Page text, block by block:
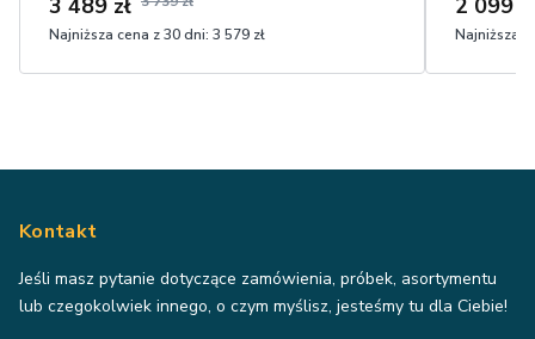
3 489 zł
Najniższa cena z 30 dni: 3 579 zł
2 099
Najniższa
Kontakt
Jeśli masz pytanie dotyczące zamówienia, próbek, asortymentu
lub czegokolwiek innego, o czym myślisz, jesteśmy tu dla Ciebie!